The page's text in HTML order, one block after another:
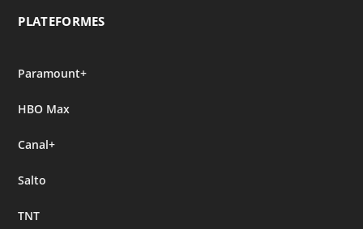
PLATEFORMES
Paramount+
HBO Max
Canal+
Salto
TNT